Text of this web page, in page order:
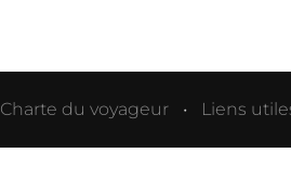
Charte du voyageur Liens